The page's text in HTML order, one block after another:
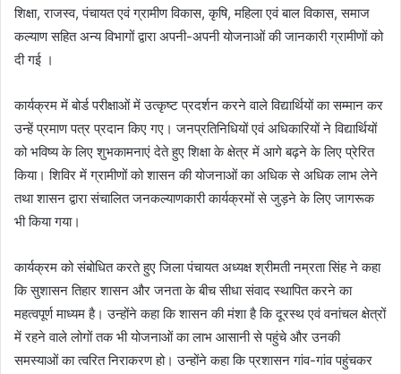
शिक्षा, राजस्व, पंचायत एवं ग्रामीण विकास, कृषि, महिला एवं बाल विकास, समाज
कल्याण सहित अन्य विभागों द्वारा अपनी-अपनी योजनाओं की जानकारी ग्रामीणों को
दी गई ।
कार्यक्रम में बोर्ड परीक्षाओं में उत्कृष्ट प्रदर्शन करने वाले विद्यार्थियों का सम्मान कर
उन्हें प्रमाण पत्र प्रदान किए गए। जनप्रतिनिधियों एवं अधिकारियों ने विद्यार्थियों
को भविष्य के लिए शुभकामनाएं देते हुए शिक्षा के क्षेत्र में आगे बढ़ने के लिए प्रेरित
किया। शिविर में ग्रामीणों को शासन की योजनाओं का अधिक से अधिक लाभ लेने
तथा शासन द्वारा संचालित जनकल्याणकारी कार्यक्रमों से जुड़ने के लिए जागरूक
भी किया गया।
कार्यक्रम को संबोधित करते हुए जिला पंचायत अध्यक्ष श्रीमती नम्रता सिंह ने कहा
कि सुशासन तिहार शासन और जनता के बीच सीधा संवाद स्थापित करने का
महत्वपूर्ण माध्यम है। उन्होंने कहा कि शासन की मंशा है कि दूरस्थ एवं वनांचल क्षेत्रों
में रहने वाले लोगों तक भी योजनाओं का लाभ आसानी से पहुंचे और उनकी
समस्याओं का त्वरित निराकरण हो। उन्होंने कहा कि प्रशासन गांव-गांव पहुंचकर